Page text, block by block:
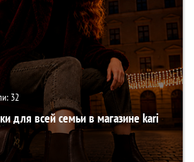
32
для всей семьи в магазине kari